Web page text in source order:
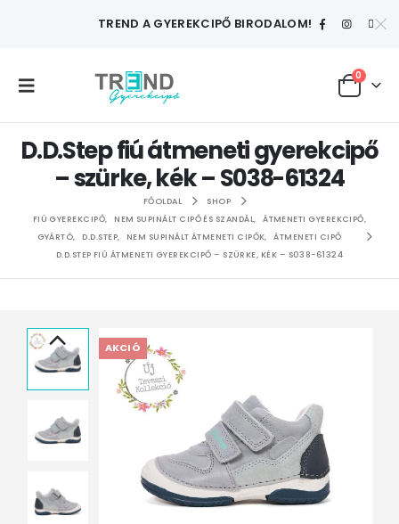
TREND A GYEREKCIPŐ BIRODALOM!
0
D.D.Step fiú átmeneti gyerekcipő
– szürke, kék – S038-61324
FŐOLDAL
SHOP
FIÚ GYEREKCIPŐ, NEM SUPINÁLT CIPŐ ÉS SZANDÁL, ÁTMENETI GYEREKCIPŐ,
GYÁRTÓ, D.D.STEP, NEM SUPINÁLT ÁTMENETI CIPŐK,
ÁTMENETI CIPŐ
D.D.STEP FIÚ ÁTMENETI GYEREKCIPŐ – SZÜRKE, KÉK – S038-61324
AKCIÓ